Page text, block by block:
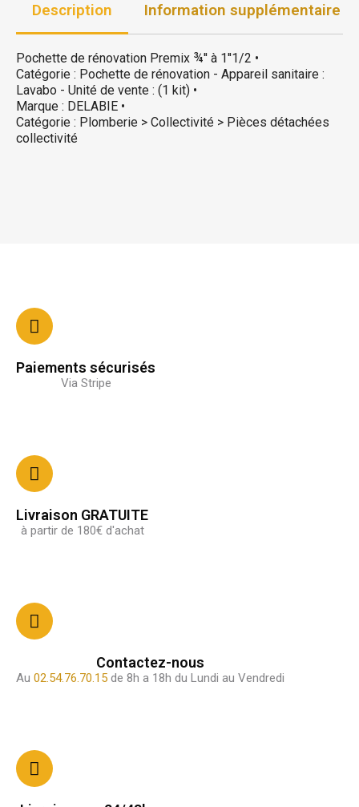
Description Information supplémentaire
Pochette de rénovation Premix ¾'' à 1''1/2 •
Catégorie : Pochette de rénovation - Appareil sanitaire :
Lavabo - Unité de vente : (1 kit) •
Marque : DELABIE •
Catégorie : Plomberie > Collectivité > Pièces détachées
collectivité
Paiements sécurisés
Via Stripe
Livraison GRATUITE
à partir de 180€ d'achat
Contactez-nous
Au 02.54.76.70.15 de 8h a 18h du Lundi au Vendredi